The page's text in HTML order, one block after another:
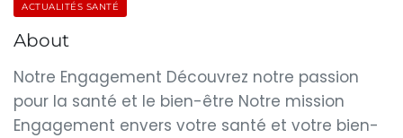
ACTUALITÉS SANTÉ
About
Notre Engagement Découvrez notre passion
pour la santé et le bien-être Notre mission
Engagement envers votre santé et votre bien-